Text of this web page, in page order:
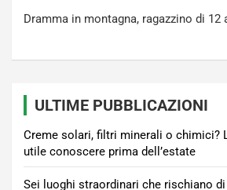
Dramma in montagna, ragazzino di 12
ULTIME PUBBLICAZIONI
Creme solari, filtri minerali o chimici?
utile conoscere prima dell’estate
Sei luoghi straordinari che rischiano